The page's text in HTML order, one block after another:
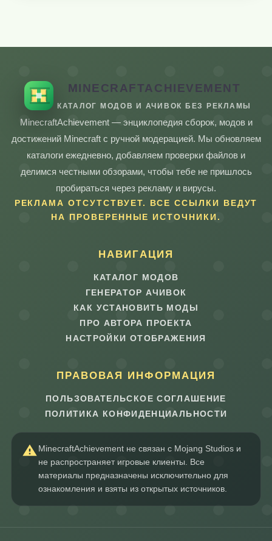
MINECRAFTACHIEVEMENT
КАТАЛОГ МОДОВ И АЧИВОК БЕЗ РЕКЛАМЫ
MinecraftAchievement — энциклопедия сборок, модов и
достижений Minecraft с ручной модерацией. Мы обновляем
каталоги ежедневно, добавляем проверки файлов и
делимся честными обзорами, чтобы тебе не пришлось
пробираться через рекламу и вирусы.
РЕКЛАМА ОТСУТСТВУЕТ. ВСЕ ССЫЛКИ ВЕДУТ
НА ПРОВЕРЕННЫЕ ИСТОЧНИКИ.
НАВИГАЦИЯ
КАТАЛОГ МОДОВ
ГЕНЕРАТОР АЧИВОК
КАК УСТАНОВИТЬ МОДЫ
ПРО АВТОРА ПРОЕКТА
НАСТРОЙКИ ОТОБРАЖЕНИЯ
ПРАВОВАЯ ИНФОРМАЦИЯ
ПОЛЬЗОВАТЕЛЬСКОЕ СОГЛАШЕНИЕ
ПОЛИТИКА КОНФИДЕНЦИАЛЬНОСТИ
MinecraftAchievement не связан с Mojang Studios и
не распространяет игровые клиенты. Все
материалы предназначены исключительно для
ознакомления и взяты из открытых источников.